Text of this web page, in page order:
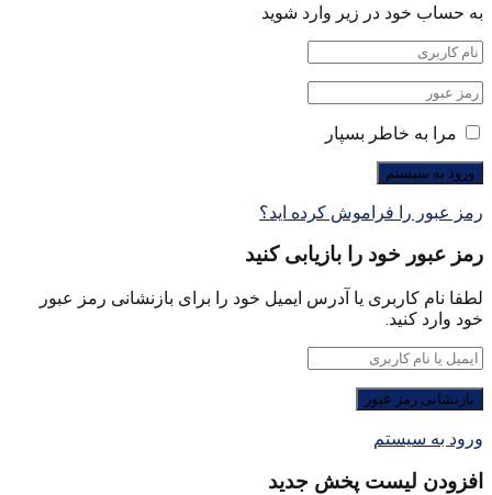
به حساب خود در زیر وارد شوید
مرا به خاطر بسپار
رمز عبور را فراموش کرده اید؟
رمز عبور خود را بازیابی کنید
لطفا نام کاربری یا آدرس ایمیل خود را برای بازنشانی رمز عبور
خود وارد کنید.
ورود به سیستم
افزودن لیست پخش جدید